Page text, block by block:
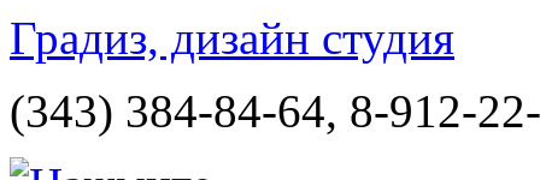
Градиз, дизайн студия
(343) 384-84-64, 8-912-